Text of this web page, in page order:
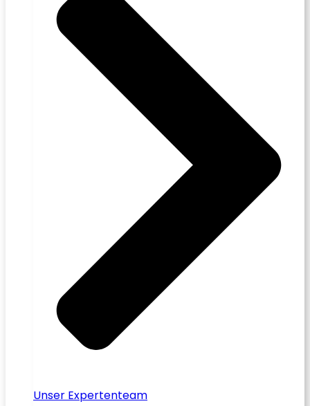
Unser Expertenteam